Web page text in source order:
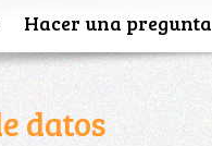
Hacer una pregunta
datos